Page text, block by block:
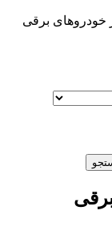
خودروهای برقی